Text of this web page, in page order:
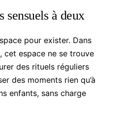
sensuels à deux
pour exister. Dans
cet espace ne se trouve
des rituels réguliers
des moments rien qu’à
enfants, sans charge